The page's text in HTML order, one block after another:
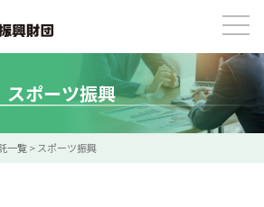
スポーツ振興
一覧>スポーツ振興